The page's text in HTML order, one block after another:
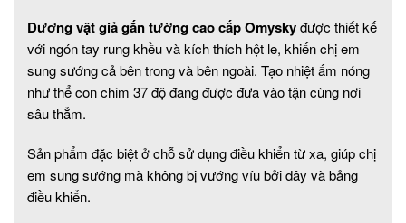
Dương vật giả gắn tường cao cấp Omyskyđược thiết kế
với ngón tay rung khều và kích thích hột le, khiến chị em
sung sướng cả bên trong và bên ngoài. Tạo nhiệt ấm nóng
như thể con chim 37 độ đang được đưa vào tận cùng nơi
sâu thẳm.
Sản phẩm đặc biệt ở chỗ sử dụng điều khiển từ xa, giúp chị
em sung sướng mà không bị vướng víu bởi dây và bảng
điều khiển.